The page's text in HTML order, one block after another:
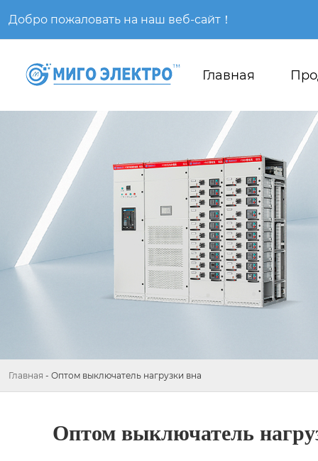
Добро пожаловать на наш веб-сайт！
Главная
Главная - Оптом выключатель нагрузки вна
Оптом выключатель